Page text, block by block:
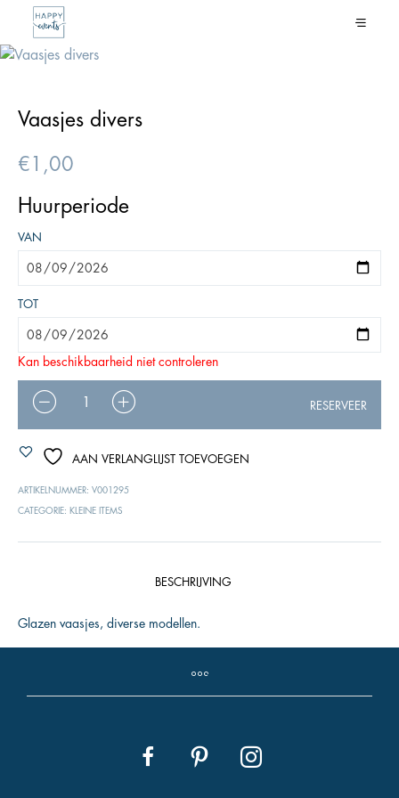
Vaasjes divers
€ 1,00
Huurperiode
VAN
TOT
Kan beschikbaarheid niet controleren
AANTAL
RESERVEER
AAN VERLANGLIJST TOEVOEGEN
ARTIKELNUMMER: V001295
CATEGORIE: KLEINE ITEMS
BESCHRIJVING
Glazen vaasjes, diverse modellen.